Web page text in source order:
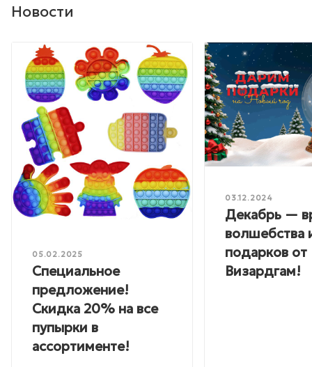
Новости
05.02.2025
Специальное
предложение!
Скидка 20% на все
пупырки в
ассортименте!
03.12.2024
Декабрь —
волшебства
подарков от
Визардгам!